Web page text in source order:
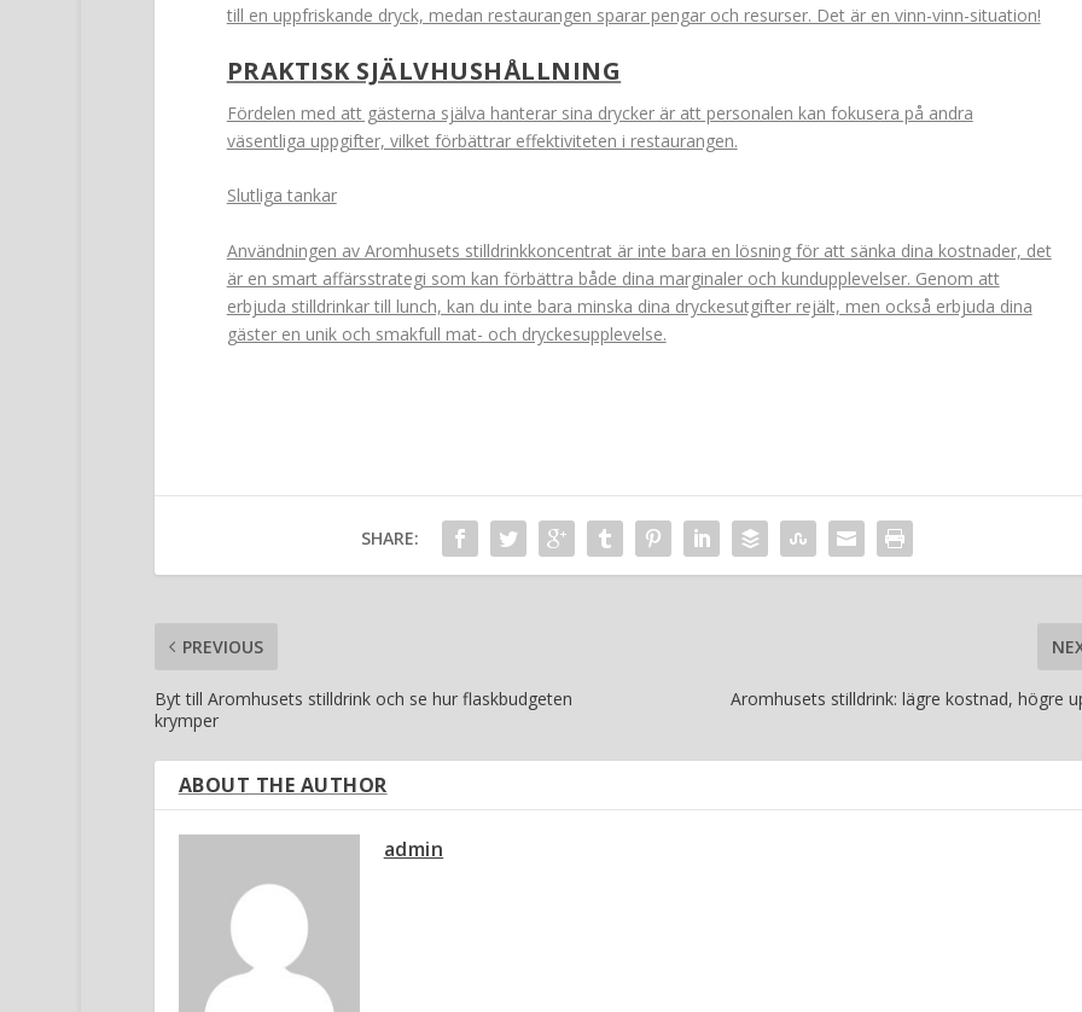
till en uppfriskande dryck, medan restaurangen sparar pengar och resurser. Det är en vinn-vinn-situation!
PRAKTISK SJÄLVHUSHÅLLNING
Fördelen med att gästerna själva hanterar sina drycker är att personalen kan fokusera på andra
väsentliga uppgifter, vilket förbättrar effektiviteten i restaurangen.
Slutliga tankar
Användningen av Aromhusets stilldrinkkoncentrat är inte bara en lösning för att sänka dina kostnader, det
är en smart affärsstrategi som kan förbättra både dina marginaler och kundupplevelser. Genom att
erbjuda stilldrinkar till lunch, kan du inte bara minska dina dryckesutgifter rejält, men också erbjuda dina
gäster en unik och smakfull mat- och dryckesupplevelse.
SHARE:
PREVIOUS
Byt till Aromhusets stilldrink och se hur flaskbudgeten
krymper
Aromhusets stilldrink: lägre kostnad, högre
ABOUT THE AUTHOR
admin